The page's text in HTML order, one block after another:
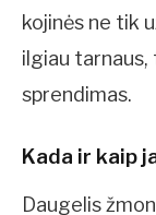
kojinės ne tik
ilgiau tarnaus,
sprendimas.
Kada ir kaip
Daugelis